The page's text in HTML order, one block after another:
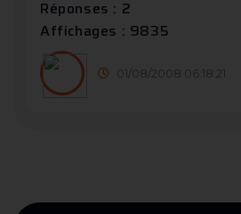
Réponses : 2
Affichages : 9835
01/08/2008 06:18:21